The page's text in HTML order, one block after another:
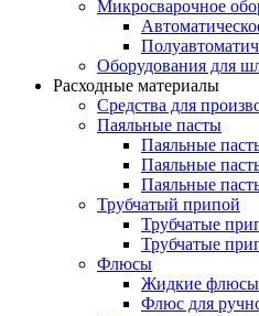
Микросварочное
Оборудования для
Расходные материалы
Средства для
Паяльные пасты
Паяльные
Паяльные
Паяльные
Трубчатый припой
Трубчатые
Трубчатые
Флюсы
Жидкие флюсы
Флюс для